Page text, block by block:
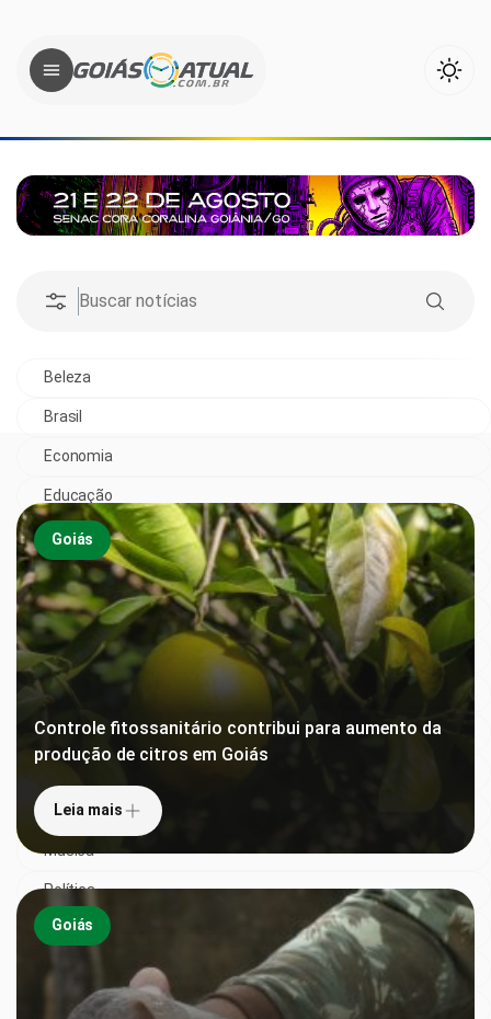
Beleza
Brasil
Economia
Educação
Empreender
Entretenimento e Lazer
Especial
Esporte
Gastronomia
Goiás
Mundo
Música
Política
Saúde
Sem categoria
Tecnologia
Goiás
Controle fitossanitário contribui para aumento da
produção de citros em Goiás
Leia mais
Goiás